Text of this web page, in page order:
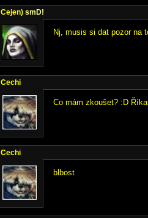
Cejen) smD!
Nj, musis si dat pozor na
Cechi
Co mám zkoušet? :D
Cechi
blbost